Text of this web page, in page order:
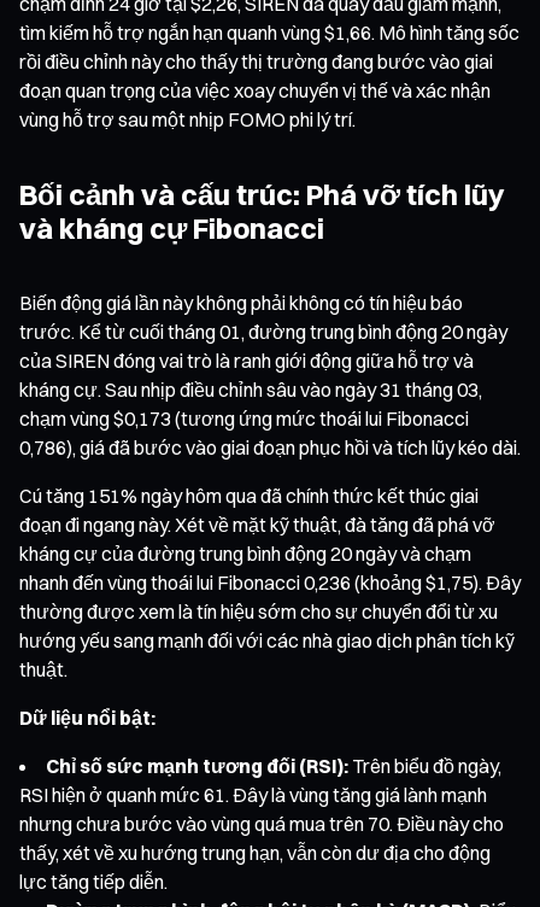
tìm kiếm hỗ trợ ngắn hạn quanh vùng $1,66. Mô hình tăng sốc
rồi điều chỉnh này cho thấy thị trường đang bước vào giai
đoạn quan trọng của việc xoay chuyển vị thế và xác nhận
vùng hỗ trợ sau một nhịp FOMO phi lý trí.
Bối cảnh và cấu trúc: Phá vỡ tích lũy
và kháng cự Fibonacci
Biến động giá lần này không phải không có tín hiệu báo
trước. Kể từ cuối tháng 01, đường trung bình động 20 ngày
của SIREN đóng vai trò là ranh giới động giữa hỗ trợ và
kháng cự. Sau nhịp điều chỉnh sâu vào ngày 31 tháng 03,
chạm vùng $0,173 (tương ứng mức thoái lui Fibonacci
0,786), giá đã bước vào giai đoạn phục hồi và tích lũy kéo dài.
Cú tăng 151% ngày hôm qua đã chính thức kết thúc giai
đoạn đi ngang này. Xét về mặt kỹ thuật, đà tăng đã phá vỡ
kháng cự của đường trung bình động 20 ngày và chạm
nhanh đến vùng thoái lui Fibonacci 0,236 (khoảng $1,75). Đây
thường được xem là tín hiệu sớm cho sự chuyển đổi từ xu
hướng yếu sang mạnh đối với các nhà giao dịch phân tích kỹ
thuật.
Dữ liệu nổi bật:
Chỉ số sức mạnh tương đối (RSI): Trên biểu đồ ngày,
RSI hiện ở quanh mức 61. Đây là vùng tăng giá lành mạnh
nhưng chưa bước vào vùng quá mua trên 70. Điều này cho
thấy, xét về xu hướng trung hạn, vẫn còn dư địa cho động
lực tăng tiếp diễn.